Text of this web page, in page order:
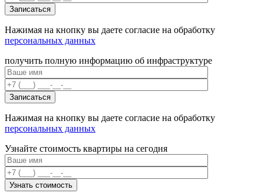
Нажимая на кнопку вы даете согласие на обработку
персональных данных
получить полную информацию об инфраструктуре
Нажимая на кнопку вы даете согласие на обработку
персональных данных
Узнайте стоимость квартиры на сегодня